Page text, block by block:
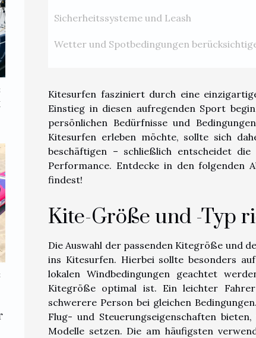
Sicherheitssysteme und Leash
Wetter und Spotbedingungen
Kitesurfen fasziniert durch eine
Einstieg in diesen aufregenden Sport
persönlichen Bedürfnisse und
Kitesurfen erleben möchte, sollte sich
beschäftigen – schließlich entscheidet
Performance. Entdecke in den folgenden
findest!
Kite-Größe und -Typ
Die Auswahl der passenden Kitegröße und
ins Kitesurfen. Hierbei sollte besonders
lokalen Windbedingungen geachtet
Kitegröße optimal ist. Ein leichter
schwerere Person bei gleichen
Flug- und Steuerungseigenschaften
Modelle setzen. Die am häufigsten